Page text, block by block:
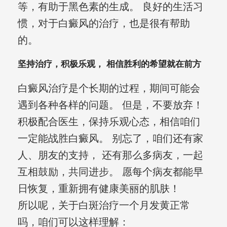
等，有助于黑色素的生成。 良好的生活习
惯，对于白癜风的治疗，也是很有帮助
的。
坚持治疗，积极乐观， 相信胜利的希望就在前方
白癜风治疗是个长期的过程，期间可能会
遇到各种各样的问题。 但是，不要放弃！
积极配合医生，保持乐观心态，相信咱们
一定能战胜白癜风。 别忘了，咱们还有家
人、朋友的支持， 还有那么多病友，一起
互相鼓励，共同进步。 愿每个病友都能早
日恢复，重新拥有健康美丽的肌肤！
所以呢，关于白斑治疗一个月发黄正常
吗，咱们可以这样理解：